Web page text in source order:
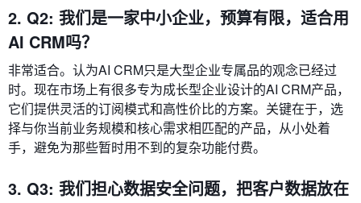
2. Q2: 我们是一家中小企业，预算有限，适合用
AI CRM吗？
非常适合。认为AI CRM只是大型企业专属品的观念已经过
时。现在市场上有很多专为成长型企业设计的AI CRM产品，
它们提供灵活的订阅模式和高性价比的方案。关键在于，选
择与你当前业务规模和核心需求相匹配的产品，从小处着
手，避免为那些暂时用不到的复杂功能付费。
3. Q3: 我们担心数据安全问题，把客户数据放在